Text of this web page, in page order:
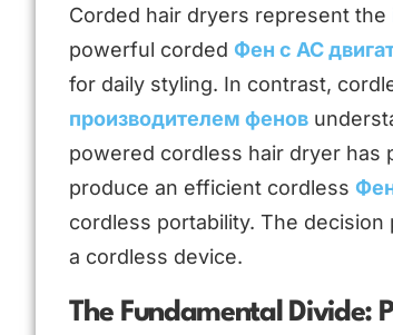
Corded hair dryers represent the
powerful corded Фен с AC
for daily styling. In contrast,
производителем фенов
powered cordless hair dryer has
produce an efficient cordless
cordless portability. The
a cordless device.
The Fundamental Divide: